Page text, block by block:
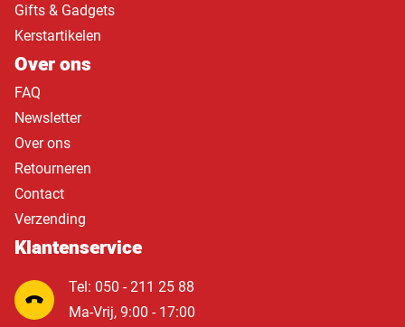
Gifts & Gadgets
Kerstartikelen
Over ons
FAQ
Newsletter
Over ons
Retourneren
Contact
Verzending
Klantenservice
Tel: 050 - 211 25 88
Ma-Vrij, 9:00 - 17:00